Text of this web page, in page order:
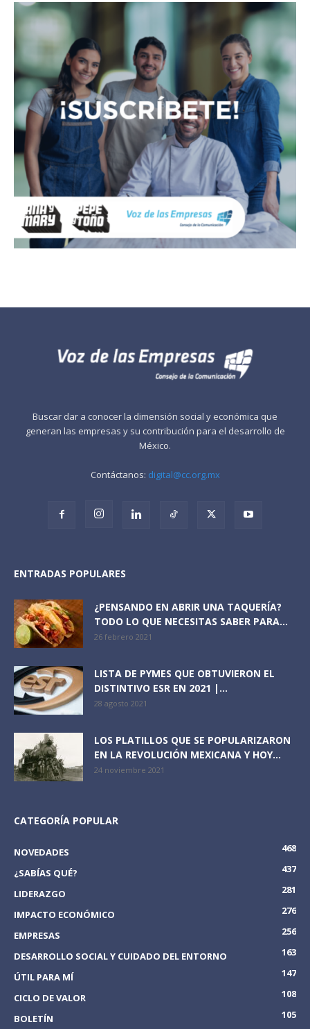
Buscar dar a conocer la dimensión social y económica que
generan las empresas y su contribución para el desarrollo de
México.
Contáctanos: digital@cc.org.mx
ENTRADAS POPULARES
¿PENSANDO EN ABRIR UNA TAQUERÍA?
TODO LO QUE NECESITAS SABER PARA...
26 febrero 2021
LISTA DE PYMES QUE OBTUVIERON EL
DISTINTIVO ESR EN 2021 |...
28 agosto 2021
LOS PLATILLOS QUE SE POPULARIZARON
EN LA REVOLUCIÓN MEXICANA Y HOY...
24 noviembre 2021
CATEGORÍA POPULAR
NOVEDADES
468
¿SABÍAS QUÉ?
437
LIDERAZGO
281
IMPACTO ECONÓMICO
276
EMPRESAS
256
DESARROLLO SOCIAL Y CUIDADO DEL ENTORNO
163
ÚTIL PARA MÍ
147
CICLO DE VALOR
108
BOLETÍN
105